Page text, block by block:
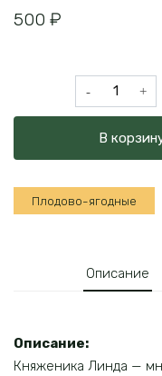
500 ₽
Количество
товара
Линда
В
Плодово-ягодные
Описание
Описание:
Княженика Линда —